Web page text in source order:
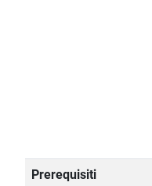
Prerequisiti